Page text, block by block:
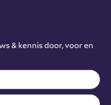
& kennis door, voor en